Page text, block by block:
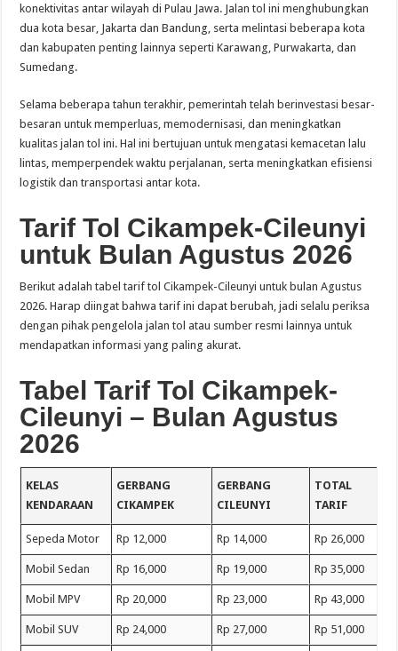
konektivitas antar wilayah di Pulau Jawa. Jalan tol ini menghubungkan
dua kota besar, Jakarta dan Bandung, serta melintasi beberapa kota
dan kabupaten penting lainnya seperti Karawang, Purwakarta, dan
Sumedang.
Selama beberapa tahun terakhir, pemerintah telah berinvestasi besar-
besaran untuk memperluas, memodernisasi, dan meningkatkan
kualitas jalan tol ini. Hal ini bertujuan untuk mengatasi kemacetan lalu
lintas, memperpendek waktu perjalanan, serta meningkatkan efisiensi
logistik dan transportasi antar kota.
Tarif Tol Cikampek-Cileunyi
untuk Bulan Agustus 2026
Berikut adalah tabel tarif tol Cikampek-Cileunyi untuk bulan Agustus
2026. Harap diingat bahwa tarif ini dapat berubah, jadi selalu periksa
dengan pihak pengelola jalan tol atau sumber resmi lainnya untuk
mendapatkan informasi yang paling akurat.
Tabel Tarif Tol Cikampek-
Cileunyi – Bulan Agustus
2026
KELAS
KENDARAAN
GERBANG
CIKAMPEK
GERBANG
CILEUNYI
TOTAL
TARIF
Sepeda Motor Rp 12,000 Rp 14,000 Rp 26,000
Mobil Sedan Rp 16,000 Rp 19,000 Rp 35,000
Mobil MPV Rp 20,000 Rp 23,000 Rp 43,000
Mobil SUV Rp 24,000 Rp 27,000 Rp 51,000